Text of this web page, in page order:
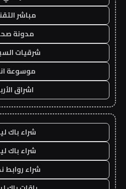
مباشر
مدونة
شرقيات
موسوعة
اشراق
شراء باك
شراء باك
شراء روابط